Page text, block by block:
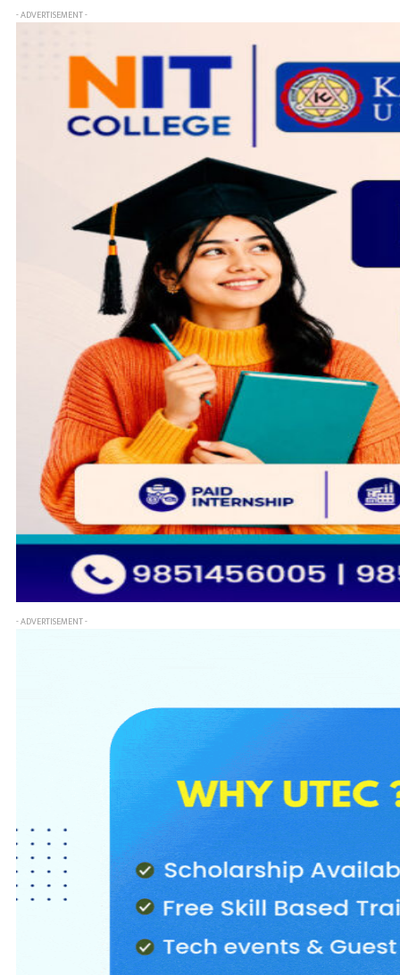
- ADVERTISEMENT -
- ADVERTISEMENT -